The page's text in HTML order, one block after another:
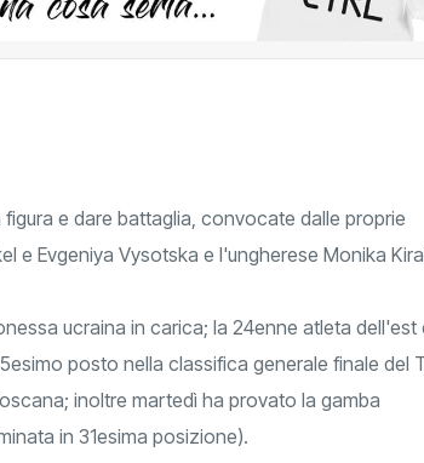
e dare battaglia, convocate dalle proprie
e Evgeniya Vysotska e l'ungherese Monika
ucraina in carica; la 24enne atleta dell'est
posto nella classifica generale finale del
inoltre martedì ha provato la gamba
in 31esima posizione).